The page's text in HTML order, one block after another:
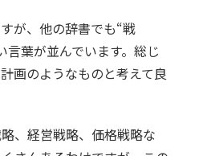
が、他の辞書でも“戦
言葉が並んでいます。総じ
画のようなものと考えて良
、経営戦略、価格戦略な